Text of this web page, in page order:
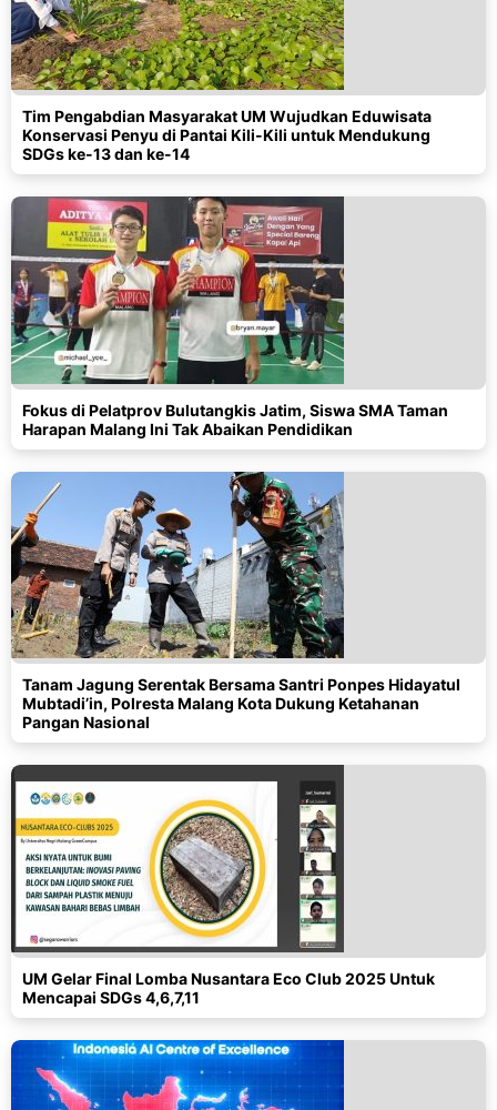
Tim Pengabdian Masyarakat UM Wujudkan Eduwisata
Konservasi Penyu di Pantai Kili-Kili untuk Mendukung
SDGs ke-13 dan ke-14
Fokus di Pelatprov Bulutangkis Jatim, Siswa SMA Taman
Harapan Malang Ini Tak Abaikan Pendidikan
Tanam Jagung Serentak Bersama Santri Ponpes Hidayatul
Mubtadi’in, Polresta Malang Kota Dukung Ketahanan
Pangan Nasional
UM Gelar Final Lomba Nusantara Eco Club 2025 Untuk
Mencapai SDGs 4,6,7,11